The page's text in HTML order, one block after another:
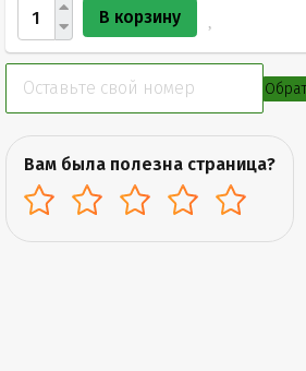
В корзину
Вам была полезна страница?